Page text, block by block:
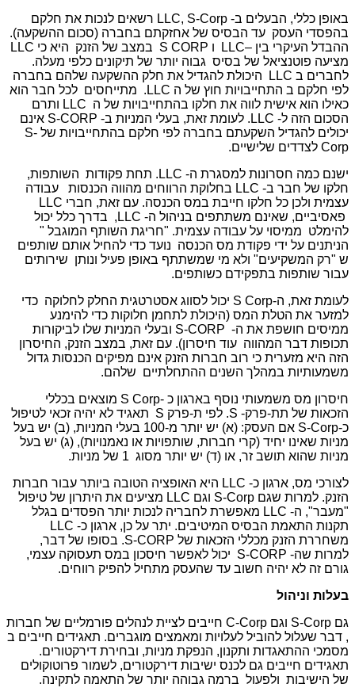
באופן כללי, הבעלים ב- LLC, S-Corp רשאים לנכות את חלקם
בהפסדי העסק עד הבסיס של אחזקתם בחברה (סכום ההשקעה).
ההבדל העיקרי בין –LLC ו S CORP במצב של הזנק היא כי LLC
מציעה פוטנציאל של בסיס גבוה יותר של תיקונים כלפי מעלה.
לחברים ב LLC היכולת להגדיל את חלק ההשקעה שלהם בחברה
לפי חלקם ב התחייבויות חוץ של ה LLC. מתייחסים לכל חבר הוא
כאילו הוא אישית לווה את חלקו בהתחייבויות של ה LLC ותרם
הסכום הזה ל- LLC. לעומת זאת, בעלי המניות ב- S-CORP אינם
יכולים להגדיל השקעתם בחברה לפי חלקם בהתחייבויות של S-
Corp לצדדים שלישיים.
ישנם כמה חסרונות למסגרת ה- LLC. תחת פקודות השותפות,
חלקו של חבר ב- LLC בחלוקת הרווחים מהווה הכנסות עבודה
עצמית ולכן כל חלקו חייבת במס הכנסה. עם זאת, חברי LLC
פאסיביים, שאינם משתתפים בניהול ה- LLC, בדרך כלל יכול
להימלט ממיסוי על עבודה עצמית. "חריגת השותף המוגבל "
הניתנים על ידי פקודת מס הכנסה נועד כדי להחיל אותם שותפים
ש "רק המשקיעים" ולא מי שמשתתף באופן פעיל ונותן שירותים
עבור שותפות בתפקידם כשותפים.
לעומת זאת, ה-S Corp יכול לסווג אסטרטגית החלק לחלוקה כדי
למזער את הטלת המס (היכולת לתחמן חלוקות כדי להימנע
ממיסים חושפת את ה- S-CORP ובעלי המניות שלו לביקורות
תכופות דבר המהווה עוד חיסרון). עם זאת, במצב הזנק, החיסרון
הזה היא מזערית כי רוב חברות הזנק אינם מפיקים הכנסות גדול
משמעותיות במהלך השנים ההתחלתיים שלהם.
חיסרון מס משמעותי נוסף בארגון כ -S Corp מוצאים בכללי
הזכאות של תת-פרק- S. לפי ת-פרק S תאגיד לא יהיה זכאי לטיפול
כ-S-Corp אם העסק: (א) יש יותר מ-100 בעלי המניות, (ב) יש בעל
מניות שאינו יחיד (קרי חברות, שותפויות או נאמנויות), (ג) יש בעל
מניות שהוא תושב זר, או (ד) יש יותר מסוג 1 של מניות.
לצורכי מס, ארגון כ- LLC היא האופציה הטובה ביותר עבור חברות
הזנק. למרות שגם S-Corp וגם LLC מציעים את היתרון של טיפול
"מעבר", ה- LLC מאפשרת לחבריה לנכות יותר הפסדים בגלל
תקנות התאמת הבסיס המיטיבים. יתר על כן, ארגון כ- LLC
משחררת הזנק מכללי הזכאות של S-CORP. בסופו של דבר,
למרות שה- S-CORP יכול לאפשר חיסכון במס תעסוקה עצמי,
גורם זה לא יהיה חשוב עד שהעסק מתחיל להפיק רווחים.
בעלות וניהול
גם S-Corp וגם C-Corp חייבים לציית לנהלים פורמליים של חברות
, דבר שעלול להוביל לעלויות ומאמצים מוגברים. תאגידים חייבים ב
מסמכי ההתאגדות ותקנון, הנפקת מניות, ובחירת דירקטורים.
תאגידים חייבים גם לכנס ישיבות דירקטורים, לשמור פרוטוקולים
של הישיבות ולפעול ברמה גבוהה יותר של התאמה לתקינה.